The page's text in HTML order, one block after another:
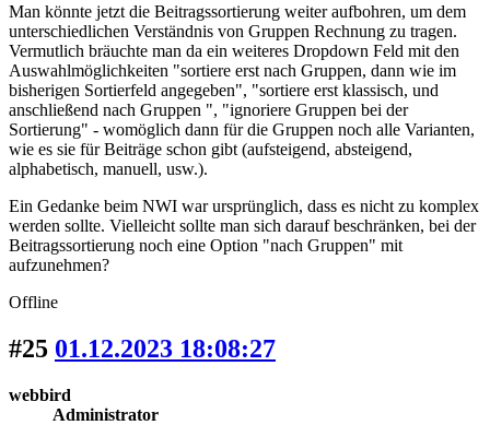
Man könnte jetzt die Beitragssortierung weiter aufbohren, um dem
unterschiedlichen Verständnis von Gruppen Rechnung zu tragen.
Vermutlich bräuchte man da ein weiteres Dropdown Feld mit den
Auswahlmöglichkeiten "sortiere erst nach Gruppen, dann wie im
bisherigen Sortierfeld angegeben", "sortiere erst klassisch, und
anschließend nach Gruppen ", "ignoriere Gruppen bei der
Sortierung" - womöglich dann für die Gruppen noch alle Varianten,
wie es sie für Beiträge schon gibt (aufsteigend, absteigend,
alphabetisch, manuell, usw.).
Ein Gedanke beim NWI war ursprünglich, dass es nicht zu komplex
werden sollte. Vielleicht sollte man sich darauf beschränken, bei der
Beitragssortierung noch eine Option "nach Gruppen" mit
aufzunehmen?
Offline
#25 01.12.2023 18:08:27
webbird
Administrator